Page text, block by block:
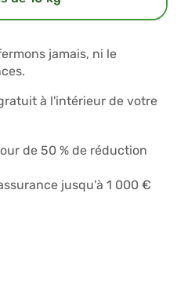
jamais, ni le
à l'intérieur de votre
de 50 % de réduction
jusqu'à 1 000 €